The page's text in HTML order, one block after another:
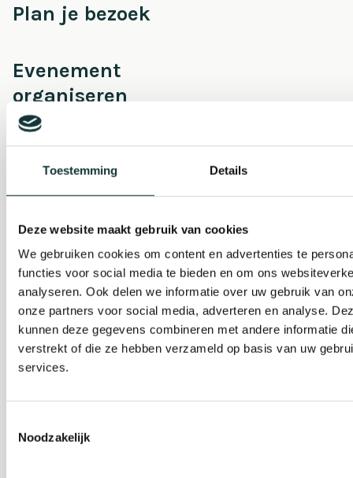
Toestemming Details
Deze website maakt gebruik van cookies
We gebruiken cookies om content en advertenties te
functies voor social media te bieden en om ons
analyseren. Ook delen we informatie over uw gebruik van
onze partners voor social media, adverteren en analyse.
kunnen deze gegevens combineren met andere informatie
verstrekt of die ze hebben verzameld op basis van uw
services.
Noodzakelijk
Plan je bezoek
Evenement
organiseren
Steun ons
Auditie
De Pieterskerk als
museum
Onderhoud &
Restauratie